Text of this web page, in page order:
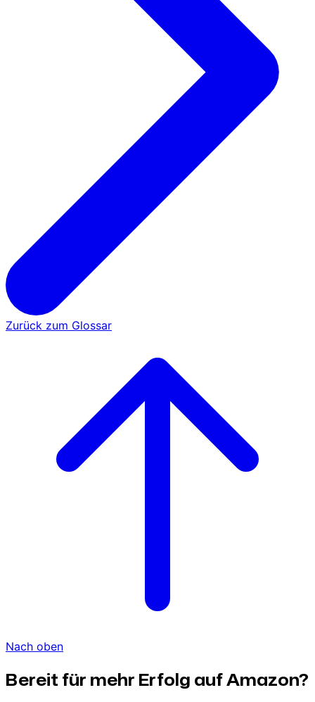
Zurück zum Glossar
Nach oben
Bereit für mehr Erfolg auf Amazon?